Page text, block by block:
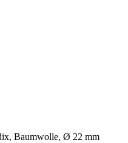
Baumwolle, Ø 22 mm